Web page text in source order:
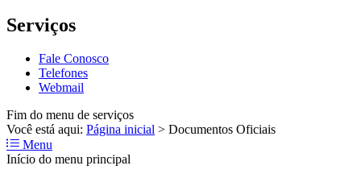
Serviços
Fale Conosco
Telefones
Webmail
Fim do menu de serviços
Você está aqui: Página inicial > Documentos Oficiais
Menu
Início do menu principal